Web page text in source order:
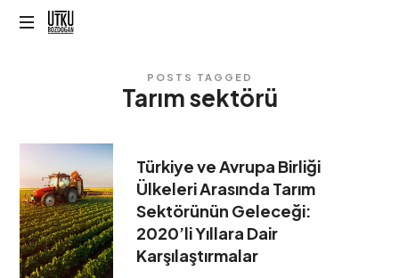
Utku
POSTS TAGGED
Tarım sektörü
Türkiye ve Avrupa Birliği
Ülkeleri Arasında Tarım
Sektörünün Geleceği:
2020’li Yıllara Dair
Karşılaştırmalar